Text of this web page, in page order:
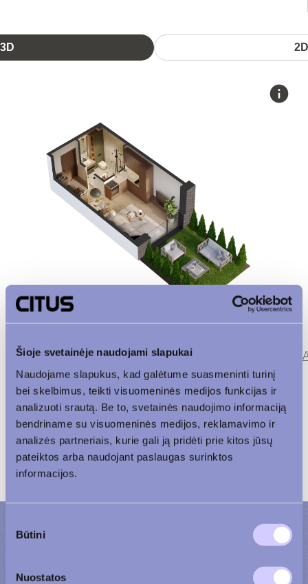
Šioje svetainėje naudojami slapukai
Naudojame slapukus, kad galėtume suasmeninti turinį
bei skelbimus, teikti visuomeninės medijos funkcijas ir
analizuoti srautą. Be to, svetainės naudojimo informaciją
bendriname su visuomeninės medijos, reklamavimo ir
analizės partneriais, kurie gali ją pridėti prie kitos jūsų
pateiktos arba naudojant paslaugas surinktos
informacijos.
pasirinkimas
Būtini
Nuostatos
3D 2D
Patalpos aukšte
Vaizdas į vidinį kiemą
Korpusas